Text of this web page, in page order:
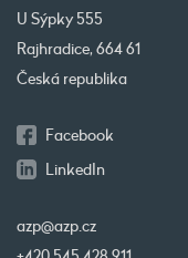
U Sýpky 555
Rajhradice, 664 61
Česká republika
Facebook
LinkedIn
azp@azp.cz